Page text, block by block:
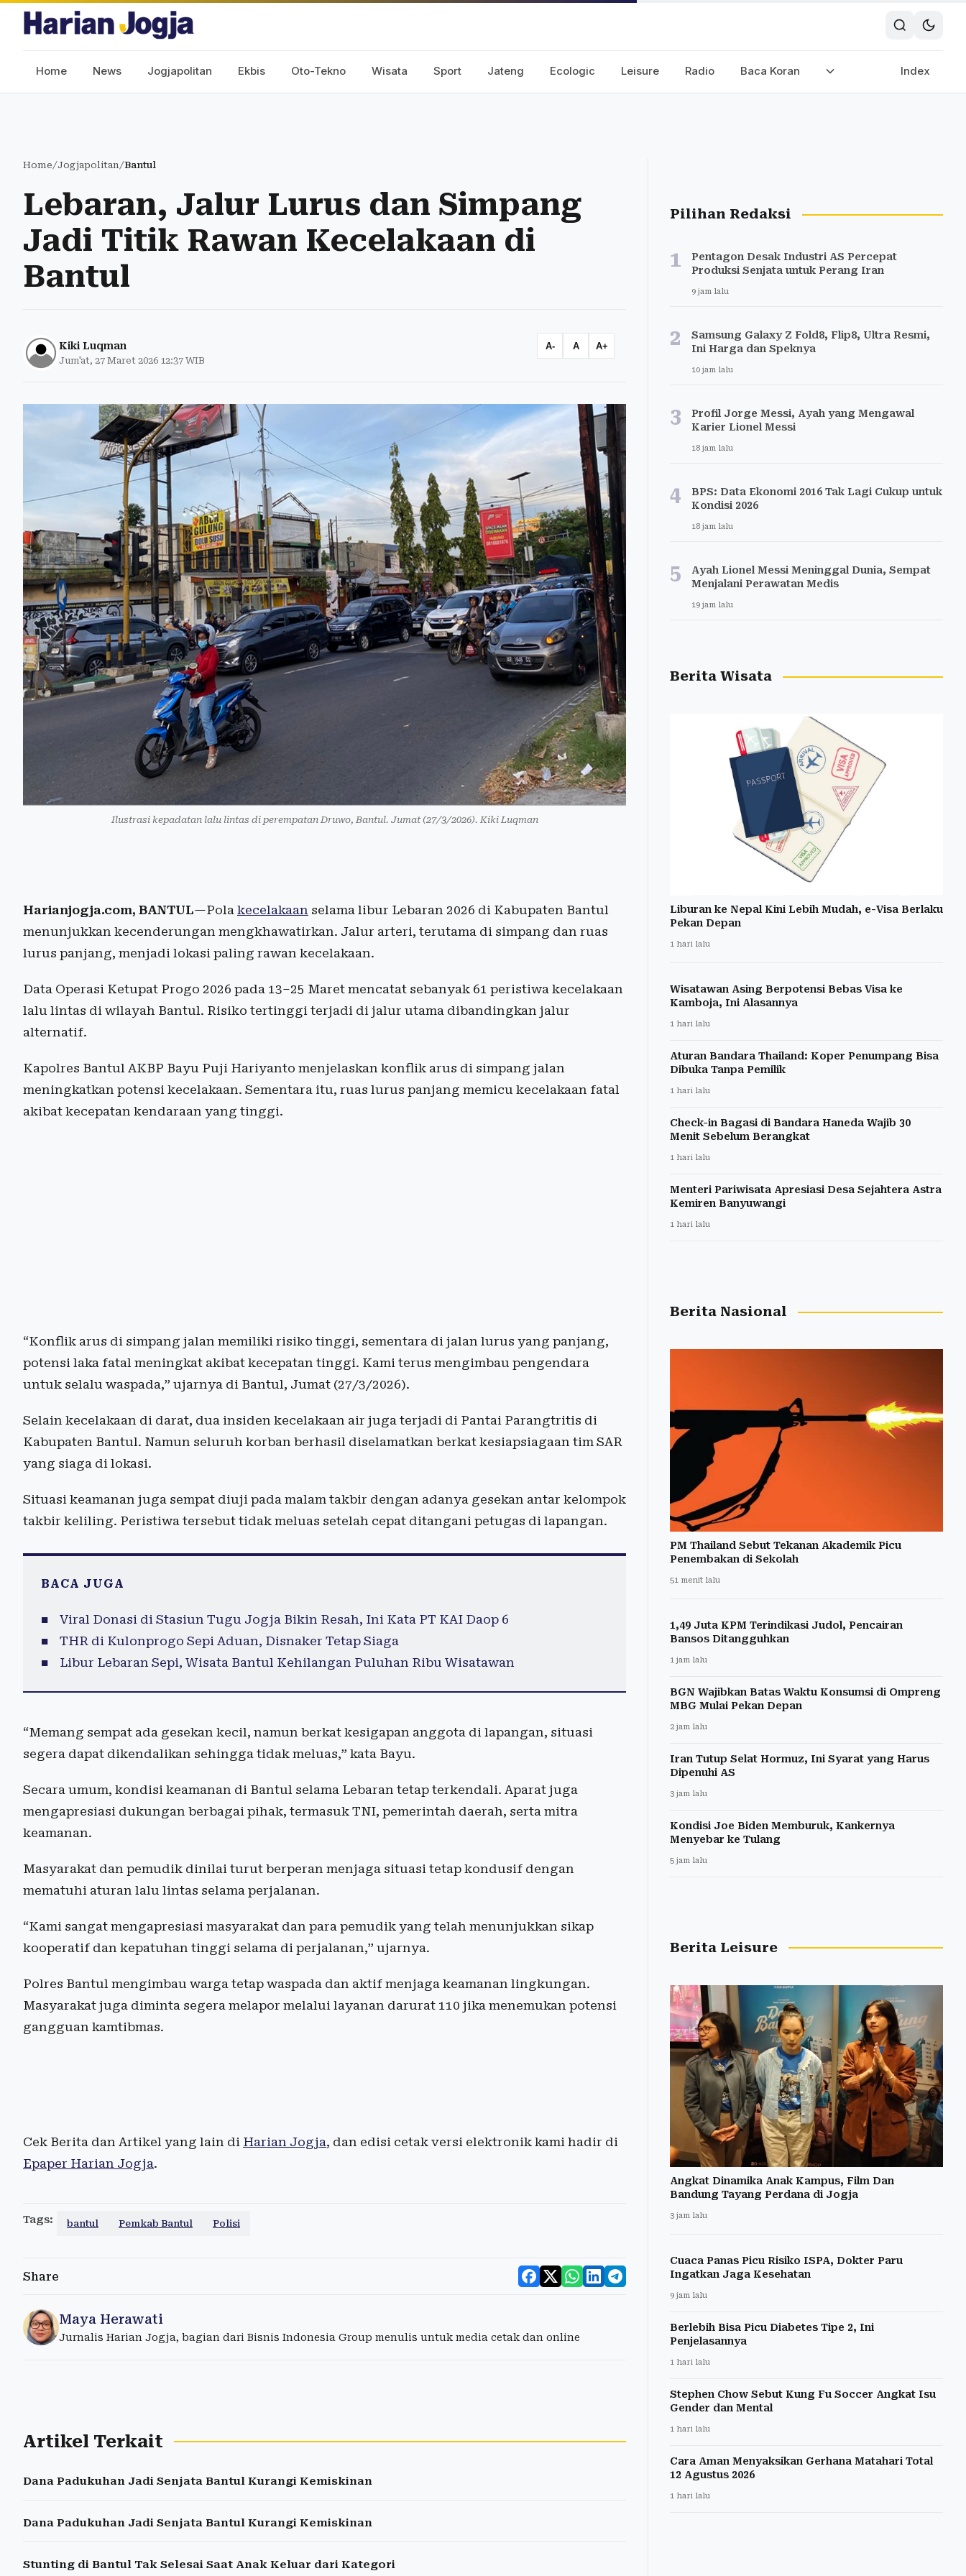
Home News Jogjapolitan Ekbis Oto-Tekno Wisata Sport Jateng Ecologic Leisure Radio Baca Koran Index
Home/Jogjapolitan/Bantul
Lebaran, Jalur Lurus dan Simpang
Jadi Titik Rawan Kecelakaan di
Bantul
Kiki Luqman
Jum'at, 27 Maret 2026 12:37 WIB
A- A A+
Ilustrasi kepadatan lalu lintas di perempatan Druwo, Bantul. Jumat (27/3/2026). Kiki Luqman
Harianjogja.com, BANTUL—Pola kecelakaan selama libur Lebaran 2026 di Kabupaten Bantul
menunjukkan kecenderungan mengkhawatirkan. Jalur arteri, terutama di simpang dan ruas
lurus panjang, menjadi lokasi paling rawan kecelakaan.
Data Operasi Ketupat Progo 2026 pada 13–25 Maret mencatat sebanyak 61 peristiwa kecelakaan
lalu lintas di wilayah Bantul. Risiko tertinggi terjadi di jalur utama dibandingkan jalur
alternatif.
Kapolres Bantul AKBP Bayu Puji Hariyanto menjelaskan konflik arus di simpang jalan
meningkatkan potensi kecelakaan. Sementara itu, ruas lurus panjang memicu kecelakaan fatal
akibat kecepatan kendaraan yang tinggi.
“Konflik arus di simpang jalan memiliki risiko tinggi, sementara di jalan lurus yang panjang,
potensi laka fatal meningkat akibat kecepatan tinggi. Kami terus mengimbau pengendara
untuk selalu waspada,” ujarnya di Bantul, Jumat (27/3/2026).
Selain kecelakaan di darat, dua insiden kecelakaan air juga terjadi di Pantai Parangtritis di
Kabupaten Bantul. Namun seluruh korban berhasil diselamatkan berkat kesiapsiagaan tim SAR
yang siaga di lokasi.
Situasi keamanan juga sempat diuji pada malam takbir dengan adanya gesekan antar kelompok
takbir keliling. Peristiwa tersebut tidak meluas setelah cepat ditangani petugas di lapangan.
BACA JUGA
Viral Donasi di Stasiun Tugu Jogja Bikin Resah, Ini Kata PT KAI Daop 6
THR di Kulonprogo Sepi Aduan, Disnaker Tetap Siaga
Libur Lebaran Sepi, Wisata Bantul Kehilangan Puluhan Ribu Wisatawan
“Memang sempat ada gesekan kecil, namun berkat kesigapan anggota di lapangan, situasi
segera dapat dikendalikan sehingga tidak meluas,” kata Bayu.
Secara umum, kondisi keamanan di Bantul selama Lebaran tetap terkendali. Aparat juga
mengapresiasi dukungan berbagai pihak, termasuk TNI, pemerintah daerah, serta mitra
keamanan.
Masyarakat dan pemudik dinilai turut berperan menjaga situasi tetap kondusif dengan
mematuhi aturan lalu lintas selama perjalanan.
“Kami sangat mengapresiasi masyarakat dan para pemudik yang telah menunjukkan sikap
kooperatif dan kepatuhan tinggi selama di perjalanan,” ujarnya.
Polres Bantul mengimbau warga tetap waspada dan aktif menjaga keamanan lingkungan.
Masyarakat juga diminta segera melapor melalui layanan darurat 110 jika menemukan potensi
gangguan kamtibmas.
Cek Berita dan Artikel yang lain di Harian Jogja, dan edisi cetak versi elektronik kami hadir di
Epaper Harian Jogja.
Tags: bantul Pemkab Bantul Polisi
Share
Maya Herawati
Jurnalis Harian Jogja, bagian dari Bisnis Indonesia Group menulis untuk media cetak dan online
Artikel Terkait
Dana Padukuhan Jadi Senjata Bantul Kurangi Kemiskinan
Dana Padukuhan Jadi Senjata Bantul Kurangi Kemiskinan
Stunting di Bantul Tak Selesai Saat Anak Keluar dari Kategori
Pilihan Redaksi
1
Pentagon Desak Industri AS Percepat
Produksi Senjata untuk Perang Iran
9 jam lalu
2
Samsung Galaxy Z Fold8, Flip8, Ultra Resmi,
Ini Harga dan Speknya
10 jam lalu
3
Profil Jorge Messi, Ayah yang Mengawal
Karier Lionel Messi
18 jam lalu
4
BPS: Data Ekonomi 2016 Tak Lagi Cukup untuk
Kondisi 2026
18 jam lalu
5
Ayah Lionel Messi Meninggal Dunia, Sempat
Menjalani Perawatan Medis
19 jam lalu
Berita Wisata
Liburan ke Nepal Kini Lebih Mudah, e-Visa Berlaku
Pekan Depan
1 hari lalu
Wisatawan Asing Berpotensi Bebas Visa ke
Kamboja, Ini Alasannya
1 hari lalu
Aturan Bandara Thailand: Koper Penumpang Bisa
Dibuka Tanpa Pemilik
1 hari lalu
Check-in Bagasi di Bandara Haneda Wajib 30
Menit Sebelum Berangkat
1 hari lalu
Menteri Pariwisata Apresiasi Desa Sejahtera Astra
Kemiren Banyuwangi
1 hari lalu
Berita Nasional
PM Thailand Sebut Tekanan Akademik Picu
Penembakan di Sekolah
51 menit lalu
1,49 Juta KPM Terindikasi Judol, Pencairan
Bansos Ditangguhkan
1 jam lalu
BGN Wajibkan Batas Waktu Konsumsi di Ompreng
MBG Mulai Pekan Depan
2 jam lalu
Iran Tutup Selat Hormuz, Ini Syarat yang Harus
Dipenuhi AS
3 jam lalu
Kondisi Joe Biden Memburuk, Kankernya
Menyebar ke Tulang
5 jam lalu
Berita Leisure
Angkat Dinamika Anak Kampus, Film Dan
Bandung Tayang Perdana di Jogja
3 jam lalu
Cuaca Panas Picu Risiko ISPA, Dokter Paru
Ingatkan Jaga Kesehatan
9 jam lalu
Berlebih Bisa Picu Diabetes Tipe 2, Ini
Penjelasannya
1 hari lalu
Stephen Chow Sebut Kung Fu Soccer Angkat Isu
Gender dan Mental
1 hari lalu
Cara Aman Menyaksikan Gerhana Matahari Total
12 Agustus 2026
1 hari lalu